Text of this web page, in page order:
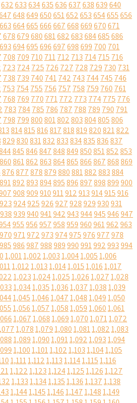
632633634635636637638639640
648649650651652653654655656
663664665666667668669670671
678679680681682683684685686
693694695696697698699 700 701
708 709 710 711712 713 714715 716
723 724725 726 727 728 729 730 731
738 739 740 741742 743 744745 746
753 754755 756 757 758 759 760 761
768 769 770 771772 773 774775 776
783 784785 786 787 788 789 790 791
798 799800801802803804805806
814815816817818819820821822
829830831832833834835836837
845846847848849850851852853
860861862863864865866867868869
876877878879880881882883884
891892893894895896897898899900
908909910911912913914915916
923924925926927928929930931
938939940941942943944945946947
955956957958959960961962963
970971972973974975976977978
985986987988989990991992993994
1,0011,0021,0031,0041,0051,006
1,0121,0131,0141,0151,0161,017
1,0231,0241,0251,0261,0271,028
1,0341,0351,0361,0371,0381,039
1,0451,0461,0471,0481,0491,050
1,0561,0571,0581,0591,0601,061
1,0671,0681,0691,0701,0711,072
1,0781,0791,0801,0811,0821,083
1,0891,0901,0911,0921,0931,094
1,1001,1011,1021,1031,1041,105
1,1111,1121,1131,1141,1151,116
1,1221,1231,1241,1251,1261,127
1,1331,1341,1351,1361,1371,138
1,1441,1451,1461,1471,1481,149